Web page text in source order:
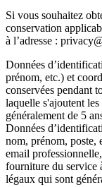
Si vous souhaitez
conservation
à l’adresse :
Données
prénom, etc.) et
conservées pendant
laquelle s'ajoutent
généralement de 5
Données
nom, prénom, poste,
email
fourniture du service
légaux qui sont